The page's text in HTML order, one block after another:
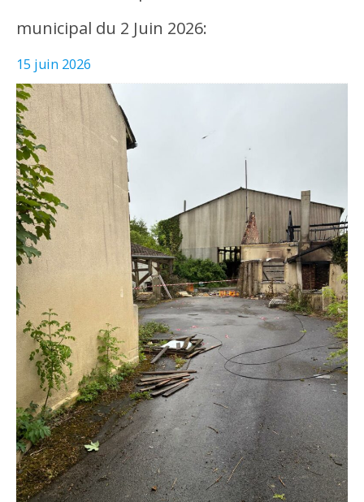
municipal du 2 Juin 2026:
15 juin 2026